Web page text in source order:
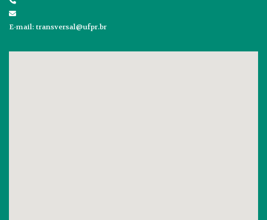
E-mail: transversal@ufpr.br